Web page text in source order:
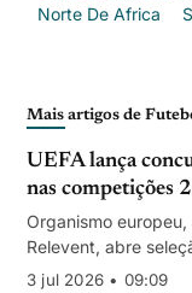
Norte De Africa
Mais artigos de
UEFA lança
nas competições
Organismo
Relevent, abre
da Liga dos
3 jul 2026 • 09:09